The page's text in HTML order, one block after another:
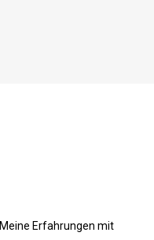
Meine Erfahrungen mit